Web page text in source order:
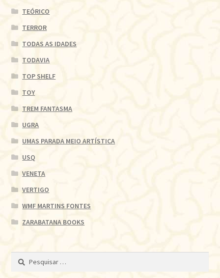
TEÓRICO
TERROR
TODAS AS IDADES
TODAVIA
TOP SHELF
TOY
TREM FANTASMA
UGRA
UMAS PARADA MEIO ARTÍSTICA
USQ
VENETA
VERTIGO
WMF MARTINS FONTES
ZARABATANA BOOKS
Pesquisar